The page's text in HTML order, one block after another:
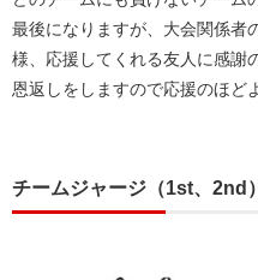
最後になりますが、大会関係者
様、応援してくれる友人に感謝
恩返しをしますので応援のほど
チームジャージ（1st、2nd）